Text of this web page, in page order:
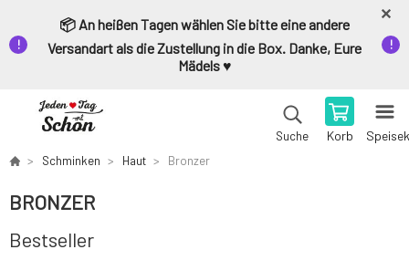
📦 An heißen Tagen wählen Sie bitte eine andere
Versandart als die Zustellung in die Box. Danke, Eure
Mädels ♥️
Suche Korb
Schminken Haut Bronzer
BRONZER
Bestseller